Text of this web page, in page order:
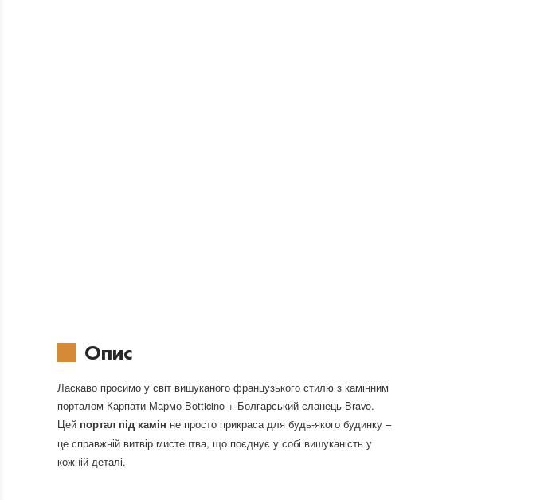
Опис
Ласкаво просимо у світ вишуканого французького стилю з камінним
порталом Карпати Мармо Botticino + Болгарський сланець Bravo.
Цей портал під камін не просто прикраса для будь-якого будинку –
це справжній витвір мистецтва, що поєднує у собі вишуканість у
кожній деталі.